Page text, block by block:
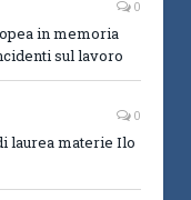
0
in memoria
sul lavoro
0
laurea materie Ilo